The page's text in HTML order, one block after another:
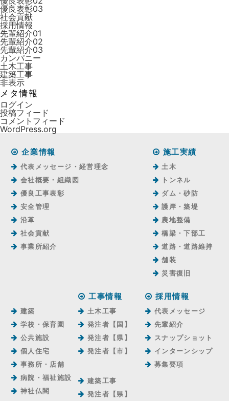
優良表彰03
社会貢献
採用情報
先輩紹介01
先輩紹介02
先輩紹介03
カンパニー
土木工事
建築工事
非表示
メタ情報
ログイン
投稿フィード
コメントフィード
WordPress.org
企業情報
代表メッセージ・経営理念
会社概要・組織図
優良工事表彰
安全管理
沿革
社会貢献
事業所紹介
施工実績
土木
トンネル
ダム・砂防
護岸・築堤
農地整備
橋梁・下部工
道路・道路維持
舗装
災害復旧
建築
学校・保育園
公共施設
個人住宅
事務所・店舗
病院・福祉施設
神社仏閣
工事情報
土木工事
発注者【国】
発注者【県】
発注者【市】
建築工事
発注者【県】
採用情報
代表メッセージ
先輩紹介
スナップショット
インターンシップ
募集要項